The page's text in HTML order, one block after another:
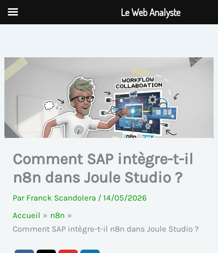
Aller
Comment SAP intègre-t-il
n8n dans Joule Studio ?
Par Franck Scandolera /14/05/2026
Accueil
n8n
Comment SAP intègre-t-il n8n dans Joule Studio ?
Le Web Analyste